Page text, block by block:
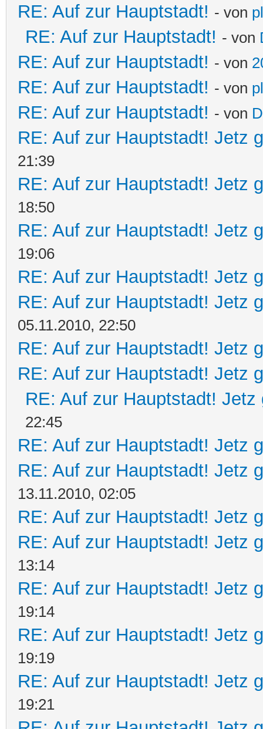
RE: Auf zur Hauptstadt! - von
RE: Auf zur Hauptstadt! - von
RE: Auf zur Hauptstadt! - von
RE: Auf zur Hauptstadt! - von
RE: Auf zur Hauptstadt! - von
RE: Auf zur Hauptstadt! Jetz
21:39
RE: Auf zur Hauptstadt! Jetz
18:50
RE: Auf zur Hauptstadt! Jetz
19:06
RE: Auf zur Hauptstadt! Jetz
RE: Auf zur Hauptstadt! Jetz
05.11.2010, 22:50
RE: Auf zur Hauptstadt! Jetz
RE: Auf zur Hauptstadt! Jetz
RE: Auf zur Hauptstadt! Jetz
22:45
RE: Auf zur Hauptstadt! Jetz
RE: Auf zur Hauptstadt! Jetz
13.11.2010, 02:05
RE: Auf zur Hauptstadt! Jetz
RE: Auf zur Hauptstadt! Jetz
13:14
RE: Auf zur Hauptstadt! Jetz
19:14
RE: Auf zur Hauptstadt! Jetz
19:19
RE: Auf zur Hauptstadt! Jetz
19:21